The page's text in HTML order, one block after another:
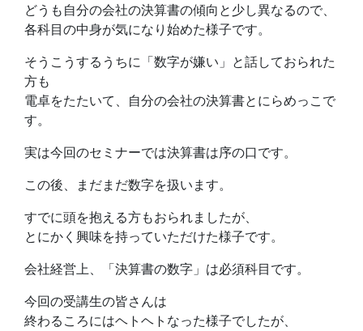
どうも自分の会社の決算書の傾向と少し異なるので、
各科目の中身が気になり始めた様子です。
そうこうするうちに「数字が嫌い」と話しておられた
方も
電卓をたたいて、自分の会社の決算書とにらめっこで
す。
実は今回のセミナーでは決算書は序の口です。
この後、まだまだ数字を扱います。
すでに頭を抱える方もおられましたが、
とにかく興味を持っていただけた様子です。
会社経営上、「決算書の数字」は必須科目です。
今回の受講生の皆さんは
終わるころにはヘトヘトなった様子でしたが、